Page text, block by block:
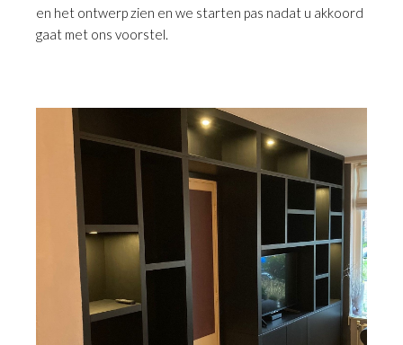
en het ontwerp zien en we starten pas nadat u akkoord
gaat met ons voorstel.